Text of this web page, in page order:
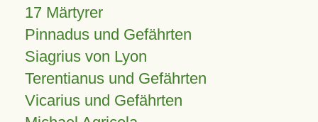
17 Märtyrer
Pinnadus und Gefährten
Siagrius von Lyon
Terentianus und Gefährten
Vicarius und Gefährten